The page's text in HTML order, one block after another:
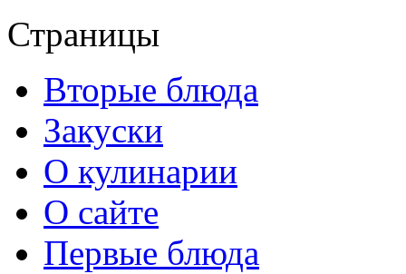
Страницы
Вторые блюда
Закуски
О кулинарии
О сайте
Первые блюда